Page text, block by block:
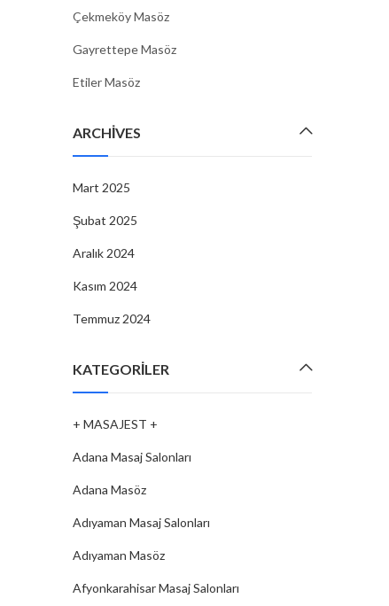
Çekmeköy Masöz
Gayrettepe Masöz
Etiler Masöz
ARCHIVES
Mart 2025
Şubat 2025
Aralık 2024
Kasım 2024
Temmuz 2024
KATEGORILER
+ MASAJEST +
Adana Masaj Salonları
Adana Masöz
Adıyaman Masaj Salonları
Adıyaman Masöz
Afyonkarahisar Masaj Salonları